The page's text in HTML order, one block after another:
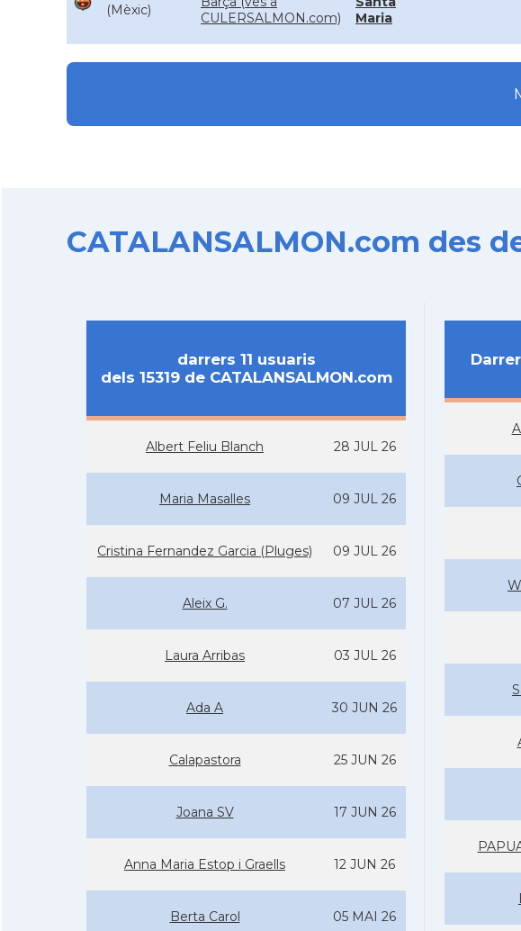
(Mèxic)
CULERSALMON.com)
Maria
CATALANSALMON.com des
darrers 11 usuaris
dels 15319 de CATALANSALMON.com
Albert Feliu Blanch 28 JUL 26
Maria Masalles 09 JUL 26
Cristina Fernandez Garcia (Pluges) 09 JUL 26
Aleix G. 07 JUL 26
Laura Arribas 03 JUL 26
Ada A 30 JUN 26
Calapastora 25 JUN 26
Joana SV 17 JUN 26
Anna Maria Estop i Graells 12 JUN 26
Berta Carol 05 MAI 26